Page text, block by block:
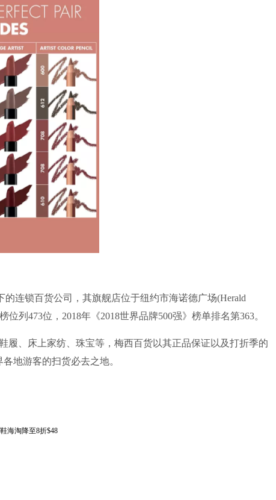
的连锁百货公司，其旗舰店位于纽约市海诺德广场(Herald
位列473位，2018年《2018世界品牌500强》榜单排名第363。
履、床上家纺、珠宝等，梅西百货以其正品保证以及打折季的
地游客的扫货必去之地。
海淘降至8折$48